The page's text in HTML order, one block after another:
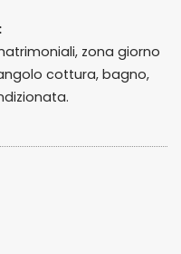
zona giorno
cottura, bagno,